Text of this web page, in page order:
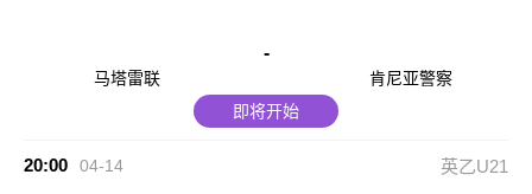
马塔雷联
-
肯尼亚警察
即将开始
20:00 04-14 英乙U21